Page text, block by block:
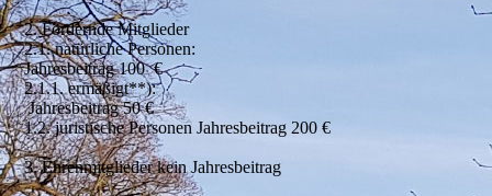
2. Fördernde Mitglieder
2.1. natürliche Personen:
Jahresbeitrag 100 €
2.1.1. ermäßigt**):
Jahresbeitrag 50 €
1.2. juristische Personen Jahresbeitrag 200 €
3. Ehrenmitglieder kein Jahresbeitrag